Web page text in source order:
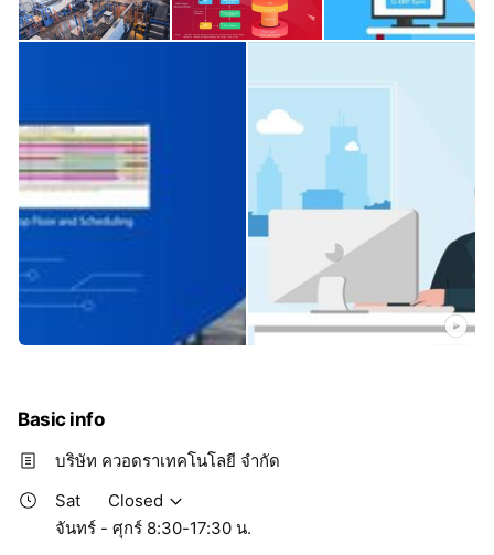
Basic info
บริษัท ควอดราเทคโนโลยี จำกัด
Sat
Closed
จันทร์ - ศุกร์ 8:30-17:30 น.